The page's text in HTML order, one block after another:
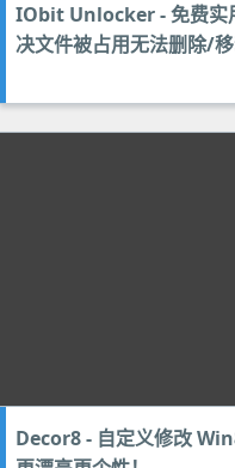
IObit Unlocker - 免费实
决文件被占用无法删除/
Decor8 - 自定义修改